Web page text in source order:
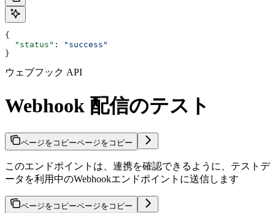
{
  "status"
:
"success"
}
ウェブフック API
Webhook 配信のテスト
ページをコピーページをコピー
このエンドポイントは、連携を確認できるように、テストデ
ータを利用中のWebhookエンドポイントに送信します
ページをコピーページをコピー